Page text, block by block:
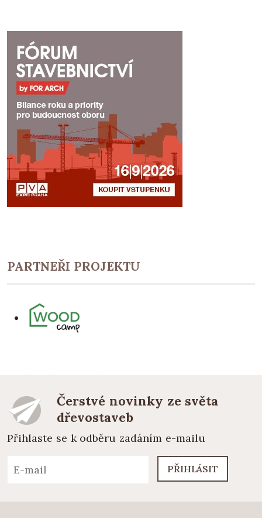
PARTNEŘI PROJEKTU
Čerstvé novinky ze světa
dřevostaveb
Přihlaste se k odběru zadáním e-mailu
PŘIHLÁSIT